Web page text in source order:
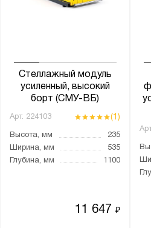
Стеллажный модуль
усиленный, высокий
борт (СМУ-ВБ)
Арт. 224103 (1)
Высота, мм
235
Ширина, мм
535
Глубина, мм
1100
11 647₽